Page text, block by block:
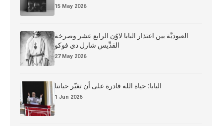
15 May 2026
العبوديَّة بين اعتذار البابا لاوُن الرابع عشر وصرخة
القدِّيس شارل دي فوكو
27 May 2026
البابا: حياة الله قادرة على أن تغيّر حياتنا
1 Jun 2026